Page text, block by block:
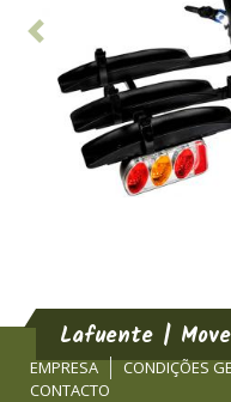
Lafuente |
EMPRESA CONDIÇÕES
CONTACTO